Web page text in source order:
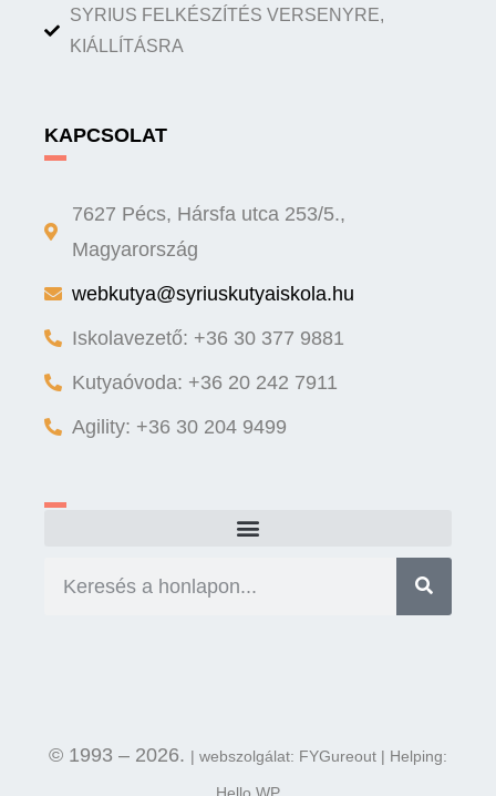
SYRIUS FELKÉSZÍTÉS VERSENYRE,
KIÁLLÍTÁSRA
KAPCSOLAT
7627 Pécs, Hársfa utca 253/5.,
Magyarország
webkutya@syriuskutyaiskola.hu
Iskolavezető: +36 30 377 9881
Kutyaóvoda: +36 20 242 7911
Agility: +36 30 204 9499
© 1993 – 2026. | webszolgálat: FYGureout | Helping:
Hello WP